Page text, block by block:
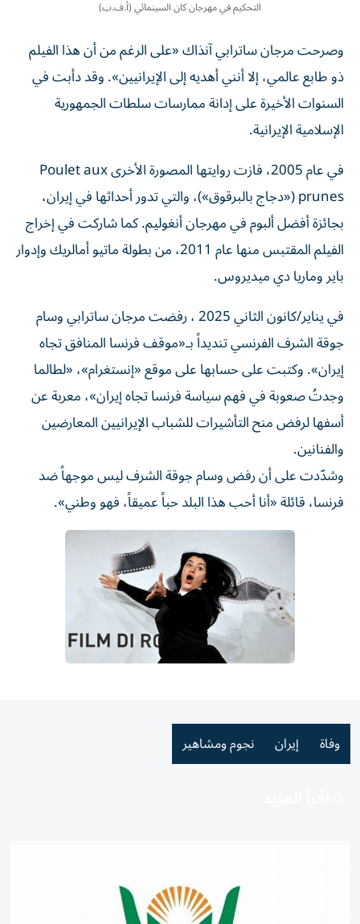
التحكيم في مهرجان كان السينمائي (أ.ف.ب)
وصرحت مرجان ساترابي آنذاك «على الرغم من أن هذا الفيلم
ذو طابع عالمي، إلا أنني أهديه إلى الإيرانيين». وقد دأبت في
السنوات الأخيرة على إدانة ممارسات سلطات الجمهورية
الإسلامية الإيرانية.
في عام 2005، فازت روايتها المصورة الأخرى Poulet aux
prunes («دجاج بالبرقوق»)، والتي تدور أحداثها في إيران،
بجائزة أفضل ألبوم في مهرجان أنغوليم. كما شاركت في إخراج
الفيلم المقتبس منها عام 2011، من بطولة ماتيو أمالريك وإدوار
باير وماريا دي ميديروس.
في يناير/كانون الثاني 2025 ، رفضت مرجان ساترابي وسام
جوقة الشرف الفرنسي تنديداً بـ«موقف فرنسا المنافق تجاه
إيران». وكتبت على حسابها على موقع «إنستغرام»، «لطالما
وجدتُ صعوبة في فهم سياسة فرنسا تجاه إيران»، معربة عن
أسفها لرفض منح التأشيرات للشباب الإيرانيين المعارضين
والفنانين.
وشدّدت على أن رفض وسام جوقة الشرف ليس موجهاً ضد
فرنسا، قائلة «أنا أحب هذا البلد حباً عميقاً، فهو وطني».
وفاة إيران نجوم ومشاهير